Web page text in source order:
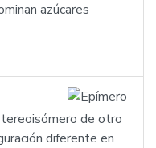
azúcares
de otro
diferente en